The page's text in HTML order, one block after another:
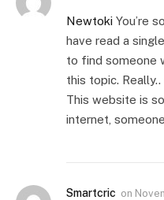
Newtoki You’re
have read a
to find someone
this topic.
This website is
internet,
Smartcric on